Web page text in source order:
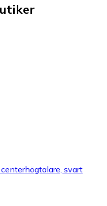
svart